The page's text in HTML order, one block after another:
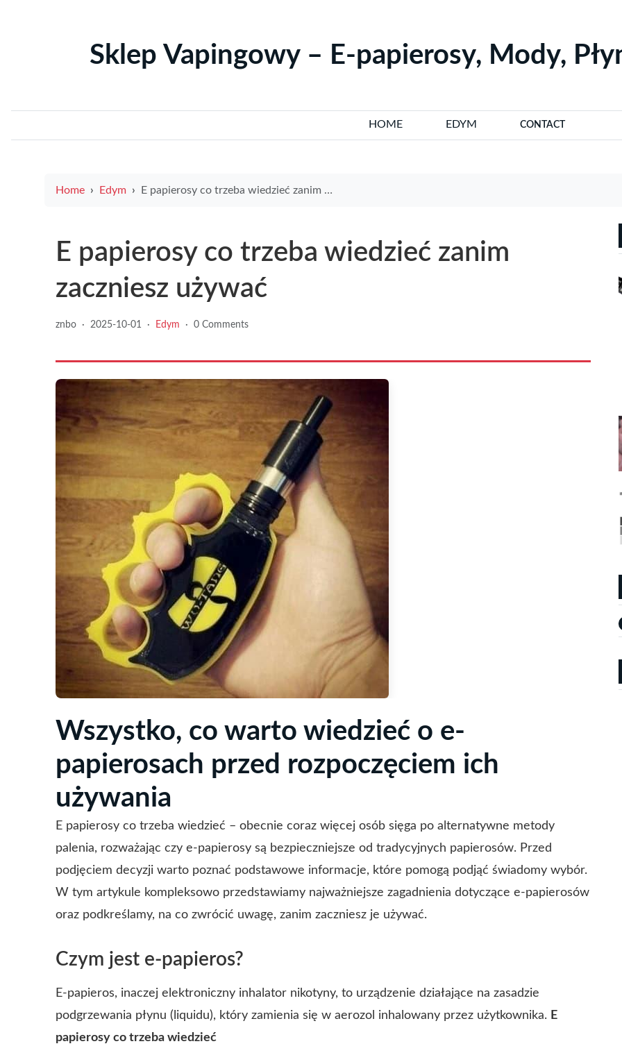
Sklep Vapingowy – E-papierosy, Mody,
HOME EDYM CONTACT
Home Edym E papierosy co trzeba wiedzieć zanim zaczniesz używać
E papierosy co trzeba wiedzieć zanim
zaczniesz używać
znbo · 2025-10-01 · Edym · 0 Comments
Wszystko, co warto wiedzieć o e-
papierosach przed rozpoczęciem ich
używania
E papierosy co trzeba wiedzieć – obecnie coraz więcej osób sięga po alternatywne metody
palenia, rozważając czy e-papierosy są bezpieczniejsze od tradycyjnych papierosów. Przed
podjęciem decyzji warto poznać podstawowe informacje, które pomogą podjąć świadomy wybór.
W tym artykule kompleksowo przedstawiamy najważniejsze zagadnienia dotyczące e-papierosów
oraz podkreślamy, na co zwrócić uwagę, zanim zaczniesz je używać.
Czym jest e-papieros?
E-papieros, inaczej elektroniczny inhalator nikotyny, to urządzenie działające na zasadzie
podgrzewania płynu (liquidu), który zamienia się w aerozol inhalowany przez użytkownika. E
papierosy co trzeba wiedzieć